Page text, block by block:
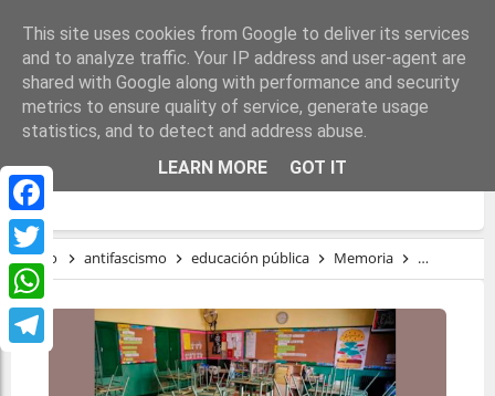
Facebook
Twitter
WhatsApp
EDUCACIÓN ANTIFASCISTA MÁS ALLÁ DEL
23J
Inicio antifascismo educación pública Memoria
This site uses cookies from Google to deliver its services
and to analyze traffic. Your IP address and user-agent are
shared with Google along with performance and security
metrics to ensure quality of service, generate usage
statistics, and to detect and address abuse.
LEARN MORE
GOT IT